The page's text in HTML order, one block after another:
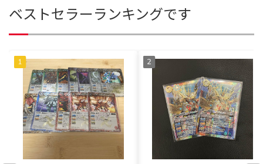
ベストセラーランキングです